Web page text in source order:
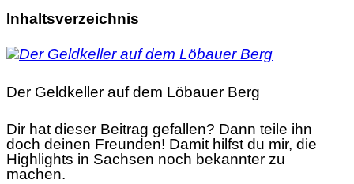
Inhaltsverzeichnis
Der Geldkeller auf dem Löbauer Berg
Dir hat dieser Beitrag gefallen? Dann teile ihn
doch deinen Freunden! Damit hilfst du mir, die
Highlights in Sachsen noch bekannter zu
machen.